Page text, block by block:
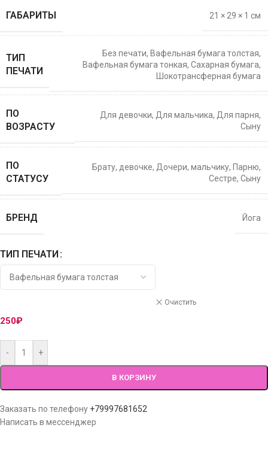
ГАБАРИТЫ 21 × 29 × 1 см
ТИП
ПЕЧАТИ
Без печати, Вафельная бумага толстая,
Вафельная бумага тонкая, Сахарная бумага,
Шокотрансферная бумага
ПО
ВОЗРАСТУ
Для девочки, Для мальчика, Для парня,
Сыну
ПО
СТАТУСУ
Брату, девочке, Дочери, мальчику, Парню,
Сестре, Сыну
БРЕНД Йога
ТИП ПЕЧАТИ
Очистить
250₽
- +
В КОРЗИНУ
Заказать по телефону +79997681652
Написать в мессенджер